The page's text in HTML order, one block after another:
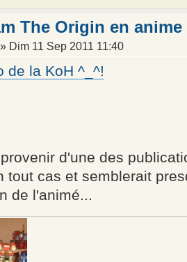
The Origin en anime
» Dim 11 Sep 2011 11:40
de la KoH ^_^!
d'une des
tout cas et semblerait
de l'animé...